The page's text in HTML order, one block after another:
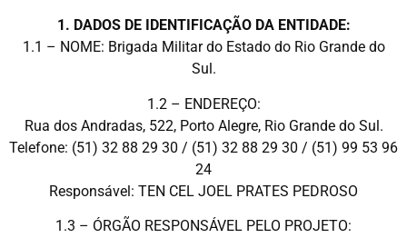
1. DADOS DE IDENTIFICAÇÃO DA ENTIDADE:
1.1 – NOME: Brigada Militar do Estado do Rio Grande do
Sul.
1.2 – ENDEREÇO:
Rua dos Andradas, 522, Porto Alegre, Rio Grande do Sul.
Telefone: (51) 32 88 29 30 / (51) 32 88 29 30 / (51) 99 53 96
24
Responsável: TEN CEL JOEL PRATES PEDROSO
1.3 – ÓRGÃO RESPONSÁVEL PELO PROJETO: